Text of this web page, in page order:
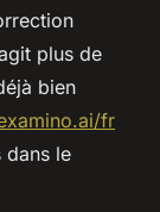
plus de
bien
fr
dans le